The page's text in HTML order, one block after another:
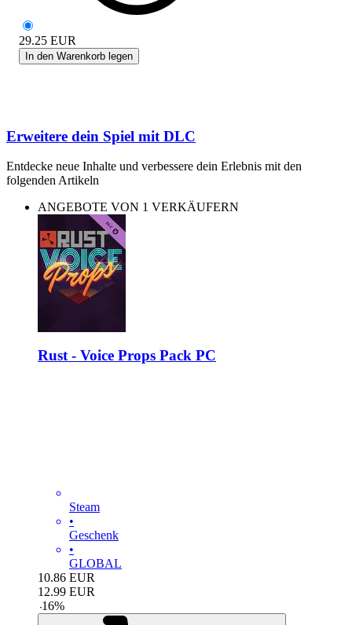
29.25 EUR
In den Warenkorb legen
Erweitere dein Spiel mit DLC
Entdecke neue Inhalte und verbessere dein Erlebnis mit den
folgenden Artikeln
ANGEBOTE VON 1 VERKÄUFERN
Rust - Voice Props Pack PC
Steam
•
Geschenk
•
GLOBAL
10.86 EUR
12.99 EUR
-16%